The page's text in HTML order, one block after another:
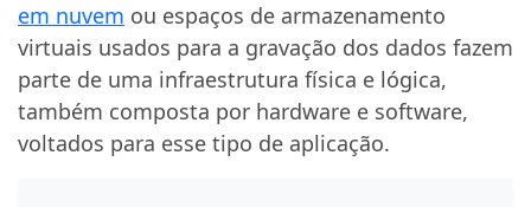
em nuvem ou espaços de armazenamento
virtuais usados para a gravação dos dados fazem
parte de uma infraestrutura física e lógica,
também composta por hardware e software,
voltados para esse tipo de aplicação.